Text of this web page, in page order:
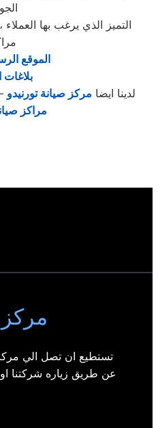
الموقع
بلاغات
لدينا ايضا مركز صيانة تورنيدو
مراكز
مركز
تستطيع ان تصل الي
عن طريق زياره شركتنا او